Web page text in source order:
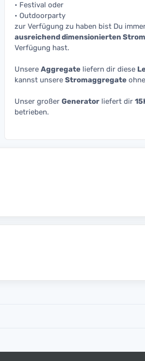
• Festival oder
• Outdoorparty
zur Verfügung zu haben bist Du
ausreichend dimensionierten
Verfügung hast.
Unsere Aggregate liefern dir diese
kannst unsere Stromaggregate
Unser großer Generator liefert dir
betrieben.